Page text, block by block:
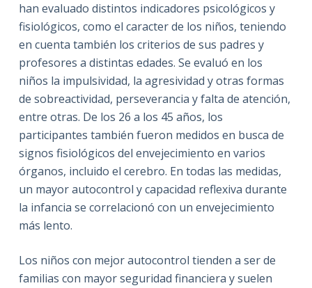
han evaluado distintos indicadores psicológicos y
fisiológicos, como el caracter de los niños, teniendo
en cuenta también los criterios de sus padres y
profesores a distintas edades. Se evaluó en los
niños la impulsividad, la agresividad y otras formas
de sobreactividad, perseverancia y falta de atención,
entre otras. De los 26 a los 45 años, los
participantes también fueron medidos en busca de
signos fisiológicos del envejecimiento en varios
órganos, incluido el cerebro. En todas las medidas,
un mayor autocontrol y capacidad reflexiva durante
la infancia se correlacionó con un envejecimiento
más lento.
Los niños con mejor autocontrol tienden a ser de
familias con mayor seguridad financiera y suelen